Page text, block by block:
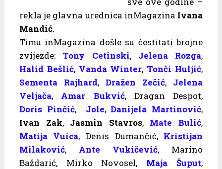
rekla je glavna urednica inMagazina Ivana
Mandić.
Timu inMagazina došle su čestitati brojne
zvijezde: Tony Cetinski, Jelena Rozga,
Halid Bešlić, Vanda Winter, Tonči Huljić,
Sementa Rajhard,Dražen Zečić, Jelena
Veljača, Amar Bukvić, Dragan Despot,
Doris Pinčić, Jole,Danijela Martinović,
Ivan Zak, Jasmin Stavros, Mate Bulić,
Matija Vuica, Denis Dumančić, Kristijan
Milaković, Ante Vukičević, Marino
Baždarić, Mirko Novosel, Maja Šuput,